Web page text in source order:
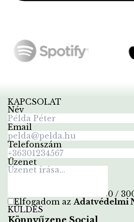
KAPCSOLAT
Név
Email
Telefonszám
Üzenet
0 /
Elfogadom az Adatvédelmi
KÜLDÉS